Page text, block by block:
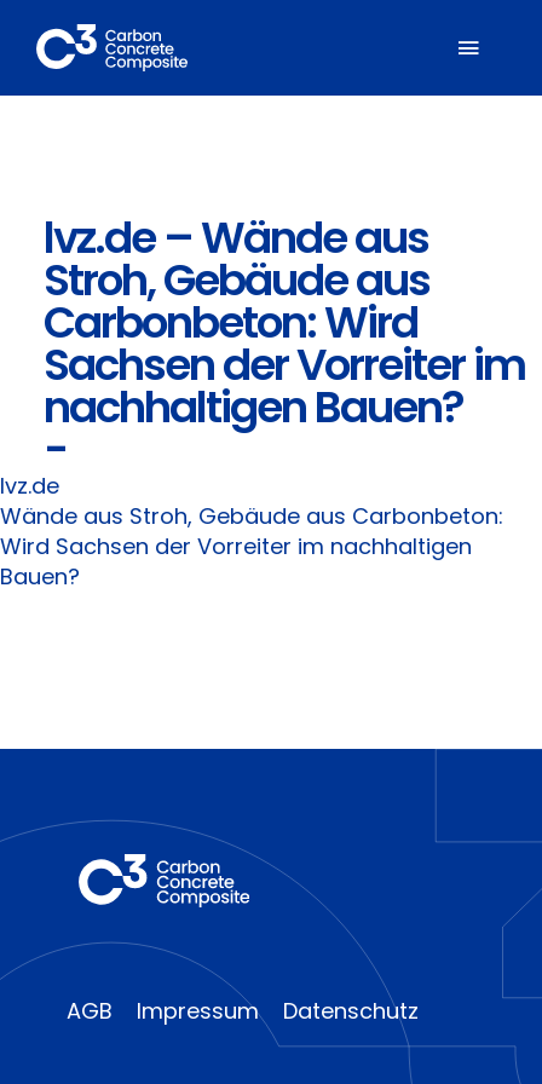
Inhalt
springen
Mitglieder
Fachbereiche
Carbonbeton
Suche
nach:
lvz.de – Wände aus
Stroh, Gebäude aus
Carbonbeton: Wird
Sachsen der Vorreiter im
nachhaltigen Bauen?
-
lvz.de
Wände aus Stroh, Gebäude aus Carbonbeton:
Wird Sachsen der Vorreiter im nachhaltigen
Bauen?
AGB Impressum Datenschutz